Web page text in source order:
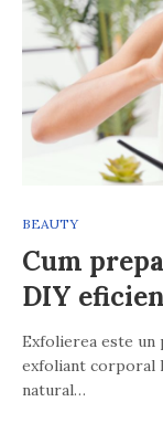
BEAUTY
Cum
DIY
Exfolierea este un
exfoliant corporal
natural…